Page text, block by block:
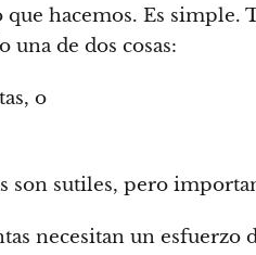
hacemos. Es simple.
una de dos cosas:
o
son sutiles, pero
necesitan un esfuerzo